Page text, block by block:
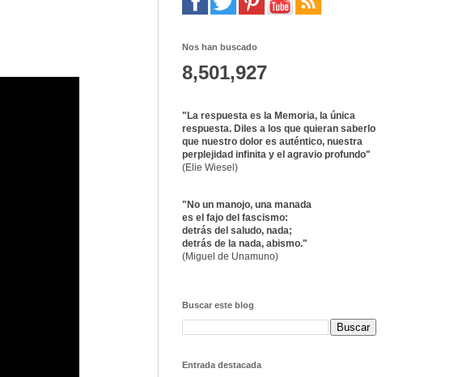
Nos han buscado
8,501,927
"La respuesta es la Memoria, la única
respuesta. Diles a los que quieran saberlo
que nuestro dolor es auténtico, nuestra
perplejidad infinita y el agravio profundo"
(Elie Wiesel)
"No un manojo, una manada
es el fajo del fascismo:
detrás del saludo, nada;
detrás de la nada, abismo."
(Miguel de Unamuno)
Buscar este blog
Entrada destacada